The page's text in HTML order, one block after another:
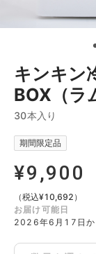
キンキン
BOX（ラ
30本入り
期間限定品
¥9,900
（税込¥10,692 ）
お届け可能日
2026年6月17日か